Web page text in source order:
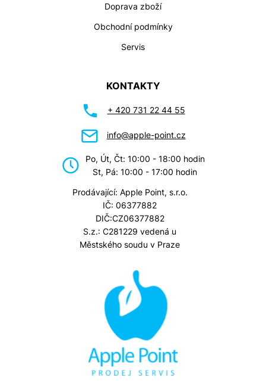
Doprava zboží
Obchodní podmínky
Servis
KONTAKTY
+ 420 731 22 44 55
info@apple-point.cz
Po, Út, Čt: 10:00 - 18:00 hodin
St, Pá: 10:00 - 17:00 hodin
Prodávající: Apple Point, s.r.o.
IČ: 06377882
DIČ:CZ06377882
S.z.: C281229 vedená u
Městského soudu v Praze